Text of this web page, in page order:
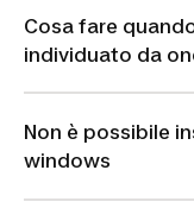
Cosa fare
individuato da
Non è possibile
windows